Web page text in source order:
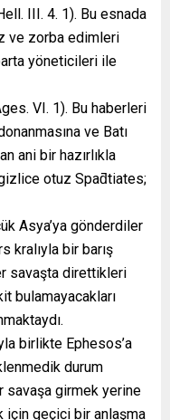
III. 4. 1). Bu esnada
ve zorba edimleri
yöneticileri ile
VI. 1). Bu haberleri
ve Batı
ani bir hazırlıkla
otuz Spaƌtiates;
Asya’ya gönderdiler
kralıyla bir barış
savaşta direttikleri
bulamayacakları
birlikte Ephesos’a
durum
savaşa girmek yerine
için geçici bir anlaşma